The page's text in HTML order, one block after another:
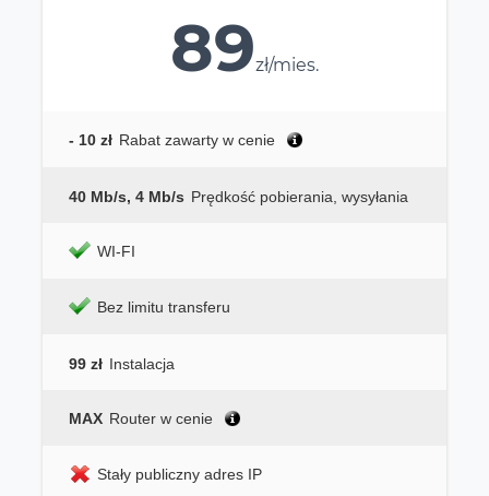
89zł/mies.
- 10 zł Rabat zawarty w cenie
40 Mb/s, 4 Mb/s Prędkość pobierania, wysyłania
WI-FI
Bez limitu transferu
99 zł Instalacja
MAX Router w cenie
Stały publiczny adres IP